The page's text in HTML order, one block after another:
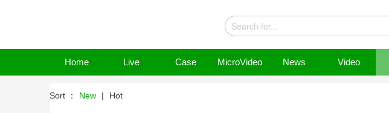
Home Live Case MicroVideo News Video
Sort ： New | Hot